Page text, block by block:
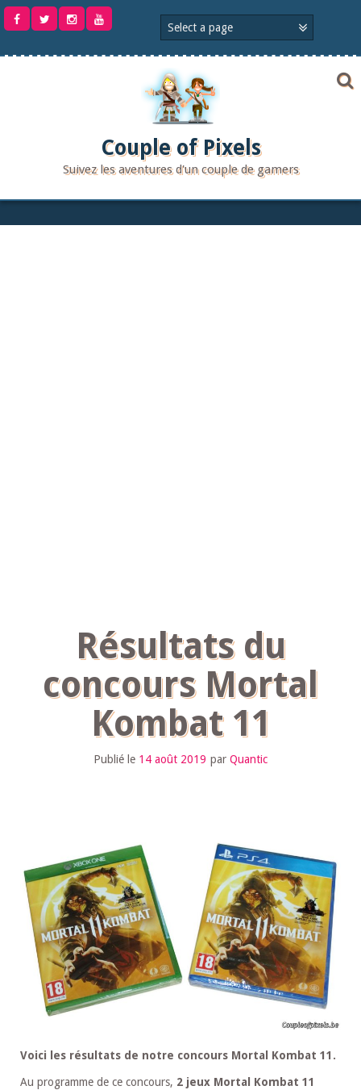
Aller
Couple of Pixels
Suivez les aventures d'un couple de gamers
Résultats du
concours Mortal
Kombat 11
Publié le 14 août 2019 par Quantic
Voici les résultats de notre concours Mortal Kombat 11.
Au programme de ce concours, 2 jeux Mortal Kombat 11